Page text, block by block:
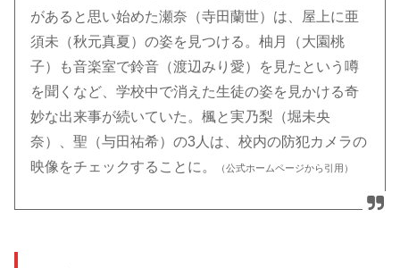
があると思い始めた瀬奈（寺田蘭世）は、屋上に亜
須未（秋元真夏）の姿を見つける。柚月（大園桃
子）も音楽室で鈴音（渡辺みり愛）を見たという噂
を聞くなど、学校中で消えた生徒の姿を見かける奇
妙な出来事が続いていた。楓と実乃梨（堀未央
奈）、聖（与田祐希）の3人は、校内の防犯カメラの
映像をチェックすることに。
（公式ホームページから引用）